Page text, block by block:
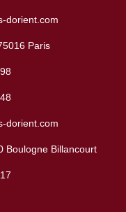
dorient.com
Paris
dorient.com
Boulogne Billancourt